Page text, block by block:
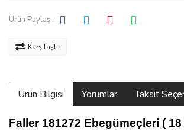
Ürün Paylaş :
Karşılaştır
Ürün Bilgisi Yorumlar Taksit
Faller 181272 Ebegümeçleri ( 18